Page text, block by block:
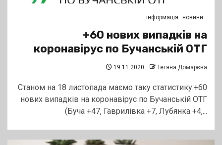
інформація новини
+60 нових випадків на
коронавірус по Бучанській ОТГ
19.11.2020 Тетяна Домарєва
Станом на 18 листопада маємо таку статистику:+60
нових випадків на коронавірус по Бучанській ОТГ
(Буча +47, Гаврилівка +7, Лубянка +4,...